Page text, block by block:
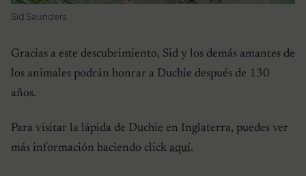
Sid Saunders
Gracias a este descubrimiento, Sid y los demás amantes de
los animales podrán honrar a Duchie después de 130
años.
Para visitar la lápida de Duchie en Inglaterra, puedes ver
más información haciendo click aquí.